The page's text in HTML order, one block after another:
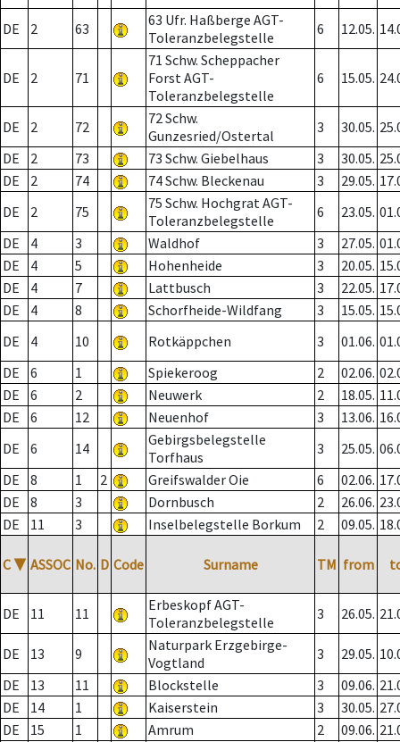
DE 2 63
63 Ufr. Haßberge AGT-
Toleranzbelegstelle
6 12.05.
DE 2 71
71 Schw. Scheppacher
Forst AGT-
Toleranzbelegstelle
6 15.05.
DE 2 72
72 Schw.
Gunzesried/Ostertal
3 30.05.
DE
2 73 73 Schw. Giebelhaus 3 30.05.
DE
2 74 74 Schw. Bleckenau 3 29.05.
DE
2 75
75 Schw. Hochgrat AGT-
Toleranzbelegstelle
6 23.05.
DE
4 3 Waldhof 3 27.05.
DE
4 5 Hohenheide 3 20.05.
DE
4 7 Lattbusch 3 22.05.
DE
4 8 Schorfheide-Wildfang 3 15.05.
DE
4 10 Rotkäppchen 3 01.06.
DE
6 1 Spiekeroog 2 02.06.
DE
6 2 Neuwerk 2 18.05.
DE
6 12 Neuenhof 3 13.06.
DE
6 14
Gebirgsbelegstelle
Torfhaus
3 25.05.
DE
8 1 2 Greifswalder Oie 6 02.06.
DE
8 3 Dornbusch 2 26.06.
DE
11 3 Inselbelegstelle Borkum 2 09.05.
C ▼ ASSOC No. D Code Surname TM from
DE 11 11
Erbeskopf AGT-
Toleranzbelegstelle
3 26.05.
DE 13 9
Naturpark Erzgebirge-
Vogtland
3 29.05.
DE
13 11 Blockstelle 3 09.06.
DE
14 1 Kaiserstein 3 30.05.
DE
15 1 Amrum 2 09.06.